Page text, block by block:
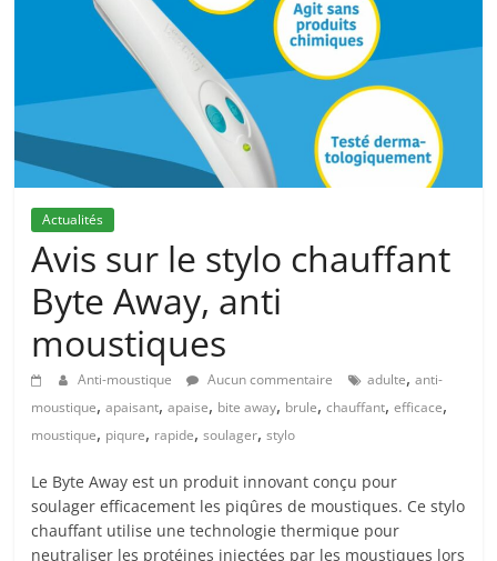
Actualités
Avis sur le stylo chauffant
Byte Away, anti
moustiques
Anti-moustique Aucun commentaire adulte,anti-
moustique,apaisant,apaise, bite away, brule,chauffant,efficace,
moustique, piqure, rapide,soulager,stylo
Le Byte Away est un produit innovant conçu pour
soulager efficacement les piqûres de moustiques. Ce stylo
chauffant utilise une technologie thermique pour
neutraliser les protéines injectées par les moustiques lors